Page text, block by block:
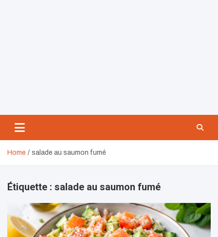
Home salade au saumon fumé
Étiquette : salade au saumon fumé